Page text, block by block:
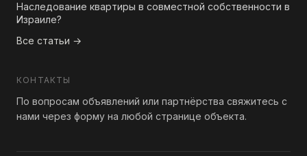
Наследование квартиры в совместной собственности в
Израиле?
Все статьи →
КОНТАКТЫ
По вопросам объявлений или партнёрства свяжитесь с
нами через форму на любой странице объекта.